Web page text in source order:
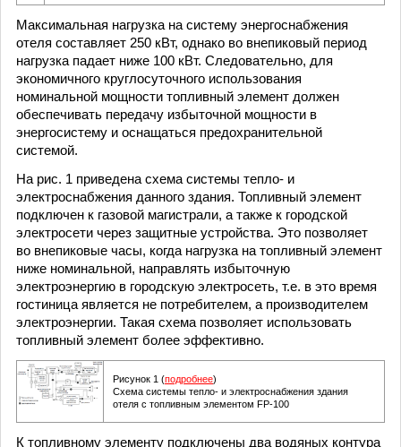
Максимальная нагрузка на систему энергоснабжения
отеля составляет 250 кВт, однако во внепиковый период
нагрузка падает ниже 100 кВт. Следовательно, для
экономичного круглосуточного использования
номинальной мощности топливный элемент должен
обеспечивать передачу избыточной мощности в
энергосистему и оснащаться предохранительной
системой.
На рис. 1 приведена схема системы тепло- и
электроснабжения данного здания. Топливный элемент
подключен к газовой магистрали, а также к городской
электросети через защитные устройства. Это позволяет
во внепиковые часы, когда нагрузка на топливный элемент
ниже номинальной, направлять избыточную
электроэнергию в городскую электросеть, т.е. в это время
гостиница является не потребителем, а производителем
электроэнергии. Такая схема позволяет использовать
топливный элемент более эффективно.
Рисунок 1 (подробнее)
Схема системы тепло- и электроснабжения здания
отеля с топливным элементом FP-100
К топливному элементу подключены два водяных контура